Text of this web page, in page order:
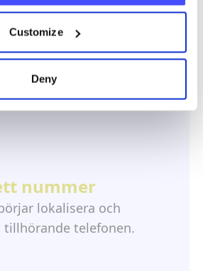
Customize
Deny det?
nummer
lokalisera och
telefonen.